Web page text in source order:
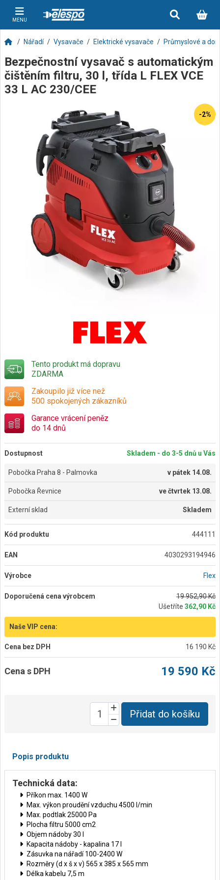
MENU
Nářadí Vysavače Elektrické vysavače Průmyslové a
Bezpečnostní vysavač s automatickým
čištěním filtru, 30 l, třída L FLEX VCE
33 L AC 230/CEE
-2%
Tento produkt má dopravu
ZDARMA
Zakoupilo již více než
500 spokojených zákazníků
Garance vrácení peněz
do 14 dnů
Dostupnost Skladem - do 3-5 dnů u Vás
Pobočka Praha 8 - Palmovka v pátek 14.08.
Pobočka Řevnice večtvrtek 13.08.
Externí sklad Skladem
Kód produktu 444111
EAN 4030293194946
Výrobce Flex
Doporučená cena výrobcem
19 952,90 Kč
Ušetříte 362,90 Kč
Naše VIP cena:
Cena bez DPH 16 190 Kč
Cena s DPH 19 590 Kč
Přidat do košíku
Popis produktu
Technická data:
Příkon max. 1400 W
Max. výkon proudění vzduchu 4500 l/min
Max. podtlak 25000 Pa
Plocha filtru 5000 cm2
Objem nádoby 30 l
Kapacita nádoby - kapalina 17 l
Zásuvka na nářadí 100-2400 W
Rozměry (d x š x v) 565 x 385 x 565 mm
Délka kabelu 7,5 m